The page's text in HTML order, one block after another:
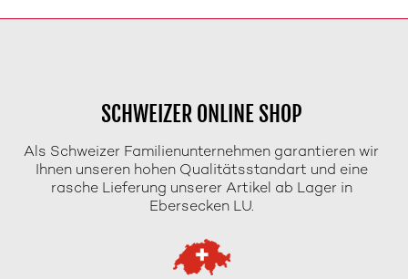
SCHWEIZER ONLINE SHOP
Als Schweizer Familienunternehmen garantieren wir
Ihnen unseren hohen Qualitätsstandart und eine
rasche Lieferung unserer Artikel ab Lager in
Ebersecken LU.